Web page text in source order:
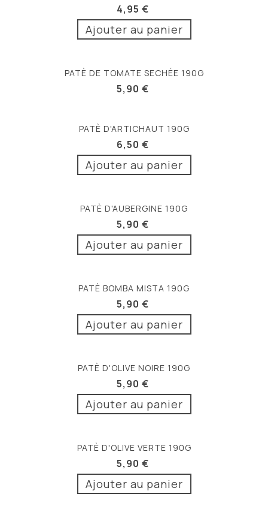
4,95 €
Ajouter au panier
PATÈ DE TOMATE SECHÉE 190G
5,90 €
PATÈ D'ARTICHAUT 190G
6,50 €
Ajouter au panier
PATÈ D'AUBERGINE 190G
5,90 €
Ajouter au panier
PATÈ BOMBA MISTA 190G
5,90 €
Ajouter au panier
PATÈ D'OLIVE NOIRE 190G
5,90 €
Ajouter au panier
PATÈ D'OLIVE VERTE 190G
5,90 €
Ajouter au panier